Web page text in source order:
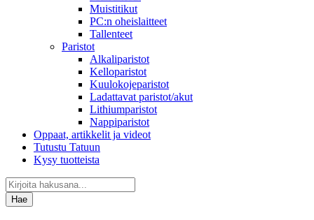
Muistitikut
PC:n oheislaitteet
Tallenteet
Paristot
Alkaliparistot
Kelloparistot
Kuulokojeparistot
Ladattavat paristot/akut
Lithiumparistot
Nappiparistot
Oppaat, artikkelit ja videot
Tutustu Tatuun
Kysy tuotteista
Hae